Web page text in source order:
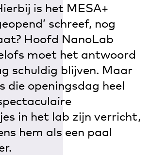
is het MESA+
schreef, nog
Hoofd NanoLab
moet het antwoord
schuldig blijven. Maar
die openingsdag heel
in het lab zijn verricht,
hem als een paal